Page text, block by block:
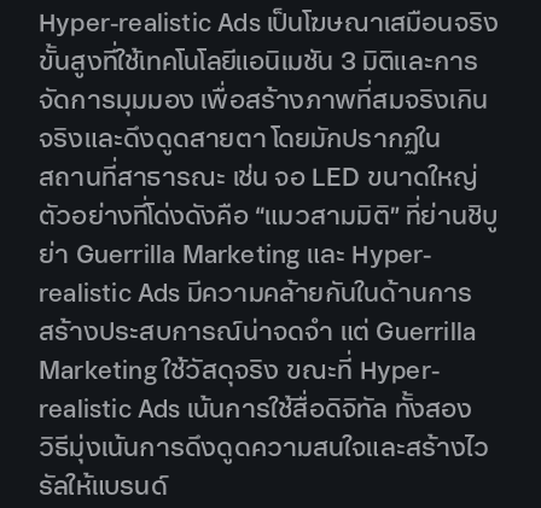
Hyper-realistic Ads เป็นโฆษณาเสมือนจริง
ขั้นสูงที่ใช้เทคโนโลยีแอนิเมชัน 3 มิติและการ
จัดการมุมมอง เพื่อสร้างภาพที่สมจริงเกิน
จริงและดึงดูดสายตา โดยมักปรากฏใน
สถานที่สาธารณะ เช่น จอ LED ขนาดใหญ่
ตัวอย่างที่โด่งดังคือ “แมวสามมิติ” ที่ย่านชิบู
ย่า Guerrilla Marketing และ Hyper-
realistic Ads มีความคล้ายกันในด้านการ
สร้างประสบการณ์น่าจดจำ แต่ Guerrilla
Marketing ใช้วัสดุจริง ขณะที่ Hyper-
realistic Ads เน้นการใช้สื่อดิจิทัล ทั้งสอง
วิธีมุ่งเน้นการดึงดูดความสนใจและสร้างไว
รัลให้แบรนด์